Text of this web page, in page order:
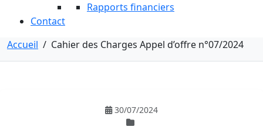
Rapports financiers
Contact
Accueil / Cahier des Charges Appel d’offre n°07/2024
30/07/2024